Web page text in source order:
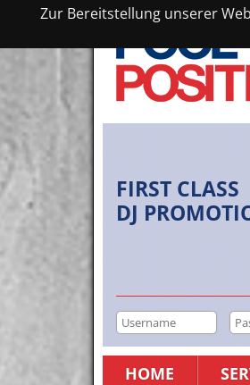
Zur Bereitstellung unserer
FIRST CLASS
DJ
HOME